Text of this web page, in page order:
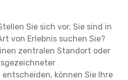
Sie sich vor, Sie sind in
von Erlebnis suchen Sie?
zentralen Standort oder
können Sie Ihre